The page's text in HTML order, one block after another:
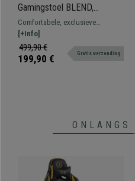
Gamingstoel BLEND,
Sportief Ontwerp, Dikke
Vulling, met Zwart/Grijs
Leder en Stof
Comfortabele, exclusieve
gamingstoel bekleed met leder en
ademende stof
[+Info]
499,90 €
199,90 € Gratis verzending
ONLANGS